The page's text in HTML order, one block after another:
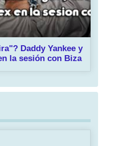
Daddy Yankee y
la sesión con Biza